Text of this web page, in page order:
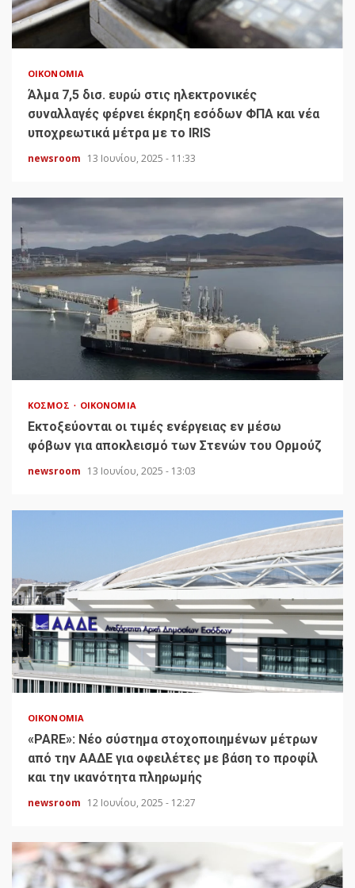
ΟΙΚΟΝΟΜΊΑ
Άλμα 7,5 δισ. ευρώ στις ηλεκτρονικές
συναλλαγές φέρνει έκρηξη εσόδων ΦΠΑ και νέα
υποχρεωτικά μέτρα με το IRIS
newsroom 13 Ιουνίου, 2025 - 11:33
ΚΌΣΜΟΣ ΟΙΚΟΝΟΜΊΑ
Εκτοξεύονται οι τιμές ενέργειας εν μέσω
φόβων για αποκλεισμό των Στενών του Ορμούζ
newsroom 13 Ιουνίου, 2025 - 13:03
ΟΙΚΟΝΟΜΊΑ
«PARE»: Νέο σύστημα στοχοποιημένων μέτρων
από την ΑΑΔΕ για οφειλέτες με βάση το προφίλ
και την ικανότητα πληρωμής
newsroom 12 Ιουνίου, 2025 - 12:27